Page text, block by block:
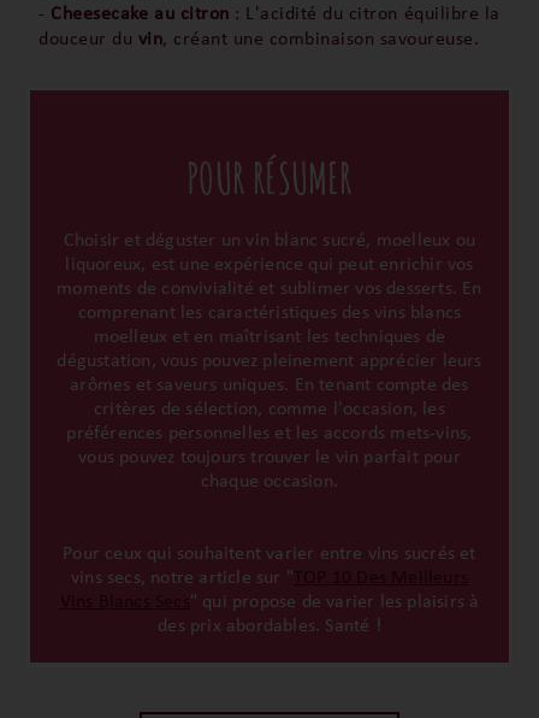
- Cheesecake au citron : L'acidité du citron équilibre la
douceur du vin, créant une combinaison savoureuse.
POUR RÉSUMER
Choisir et déguster un vin blanc sucré, moelleux ou
liquoreux, est une expérience qui peut enrichir vos
moments de convivialité et sublimer vos desserts. En
comprenant les caractéristiques des vins blancs
moelleux et en maîtrisant les techniques de
dégustation, vous pouvez pleinement apprécier leurs
arômes et saveurs uniques. En tenant compte des
critères de sélection, comme l'occasion, les
préférences personnelles et les accords mets-vins,
vous pouvez toujours trouver le vin parfait pour
chaque occasion.
Pour ceux qui souhaitent varier entre vins sucrés et
vins secs, notre article sur "
" qui propose de varier les plaisirs à
des prix abordables. Santé !